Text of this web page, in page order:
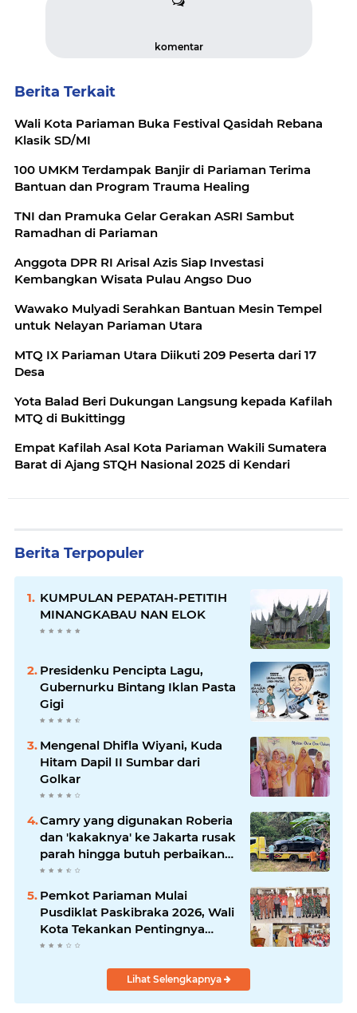
komentar
Berita Terkait
Wali Kota Pariaman Buka Festival Qasidah Rebana
Klasik SD/MI
100 UMKM Terdampak Banjir di Pariaman Terima
Bantuan dan Program Trauma Healing
TNI dan Pramuka Gelar Gerakan ASRI Sambut
Ramadhan di Pariaman
Anggota DPR RI Arisal Azis Siap Investasi
Kembangkan Wisata Pulau Angso Duo
Wawako Mulyadi Serahkan Bantuan Mesin Tempel
untuk Nelayan Pariaman Utara
MTQ IX Pariaman Utara Diikuti 209 Peserta dari 17
Desa
Yota Balad Beri Dukungan Langsung kepada Kafilah
MTQ di Bukittingg
Empat Kafilah Asal Kota Pariaman Wakili Sumatera
Barat di Ajang STQH Nasional 2025 di Kendari
Berita Terpopuler
KUMPULAN PEPATAH-PETITIH
MINANGKABAU NAN ELOK
Presidenku Pencipta Lagu,
Gubernurku Bintang Iklan Pasta
Gigi
Mengenal Dhifla Wiyani, Kuda
Hitam Dapil II Sumbar dari
Golkar
Camry yang digunakan Roberia
dan 'kakaknya' ke Jakarta rusak
parah hingga butuh perbaikan
200 juta
Pemkot Pariaman Mulai
Pusdiklat Paskibraka 2026, Wali
Kota Tekankan Pentingnya
Disiplin
Lihat Selengkapnya